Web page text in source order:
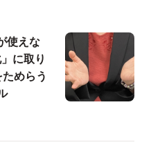
使えな
に取り
めらう